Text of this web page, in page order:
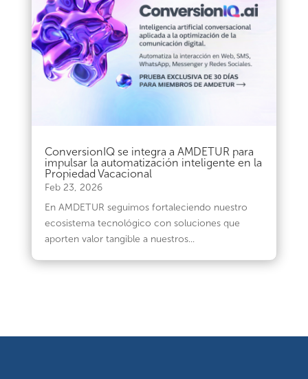
ConversionIQ se integra a AMDETUR para
impulsar la automatización inteligente en la
Propiedad Vacacional
Feb 23, 2026
En AMDETUR seguimos fortaleciendo nuestro
ecosistema tecnológico con soluciones que
aporten valor tangible a nuestros...